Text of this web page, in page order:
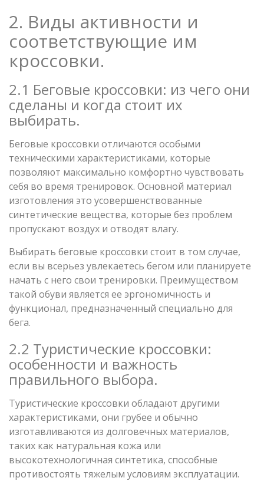
2. Виды активности и
соответствующие им
кроссовки.
2.1 Беговые кроссовки: из чего они
сделаны и когда стоит их
выбирать.
Беговые кроссовки отличаются особыми
техническими характеристиками, которые
позволяют максимально комфортно чувствовать
себя во время тренировок. Основной материал
изготовления это усовершенствованные
синтетические вещества, которые без проблем
пропускают воздух и отводят влагу.
Выбирать беговые кроссовки стоит в том случае,
если вы всерьез увлекаетесь бегом или планируете
начать с него свои тренировки. Преимуществом
такой обуви является ее эргономичность и
функционал, предназначенный специально для
бега.
2.2 Туристические кроссовки:
особенности и важность
правильного выбора.
Туристические кроссовки обладают другими
характеристиками, они грубее и обычно
изготавливаются из долговечных материалов,
таких как натуральная кожа или
высокотехнологичная синтетика, способные
противостоять тяжелым условиям эксплуатации.